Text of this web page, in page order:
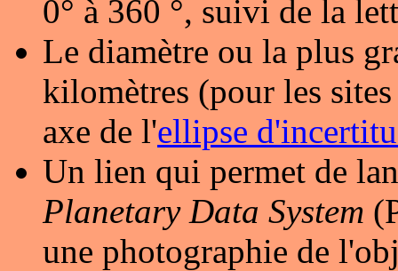
0° à 360 °, suivi de la
Le diamètre ou la plus
kilomètres (pour les
axe de l'ellipse
Un lien qui permet de
Planetary Data System
une photographie de